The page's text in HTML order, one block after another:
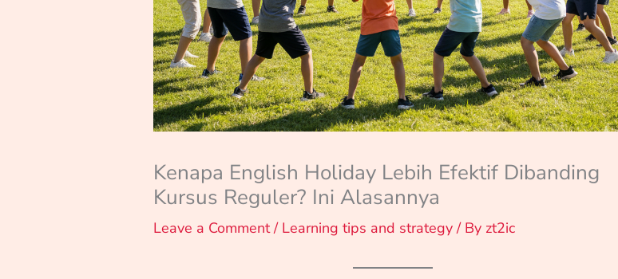
Kenapa English Holiday Lebih Efektif Dibanding
Kursus Reguler? Ini Alasannya
Leave a Comment / Learning tips and strategy/ By zt2ic